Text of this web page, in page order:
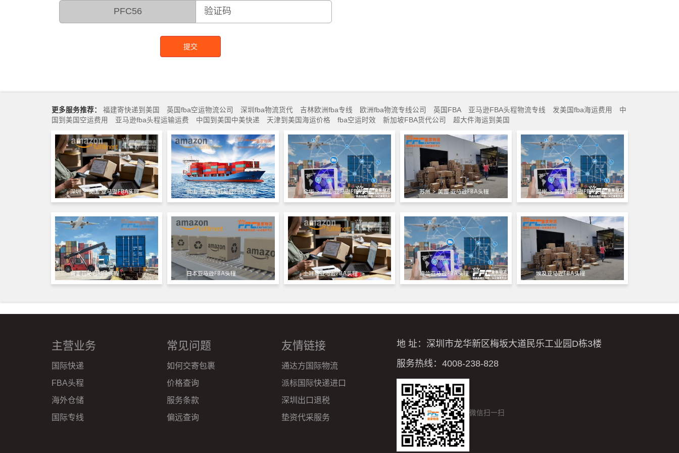
PFC56
提交
更多服务推荐： 福建寄快递到美国 英国fba空运物流公司 深圳fba物流货代 吉林欧洲fba专线 欧洲fba物流专线公司 英国FBA 亚马逊FBA头程物流专线 发美国fba海运费用
中
国到美国空运费用
亚马逊fba头程运输运费 中国到美国中美快递 天津到美国海运价格 fba空运时效 新加坡FBA货代公司 超大件海运到美国
地 址：深圳市龙华新区梅坂大道民乐工业园D栋3楼
服务热线：4008-238-828
微信扫一扫
主营业务
国际快递
FBA头程
海外仓储
国际专线
常见问题
如何交寄包裹
价格查询
服务条款
偏远查询
友情链接
通达方国际物流
派标国际快递进口
深圳出口退税
垫资代采服务